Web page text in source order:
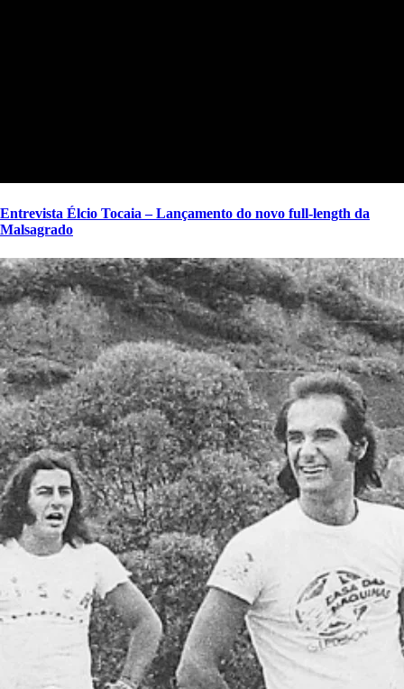
Entrevista Élcio Tocaia – Lançamento do novo full-length da
Malsagrado